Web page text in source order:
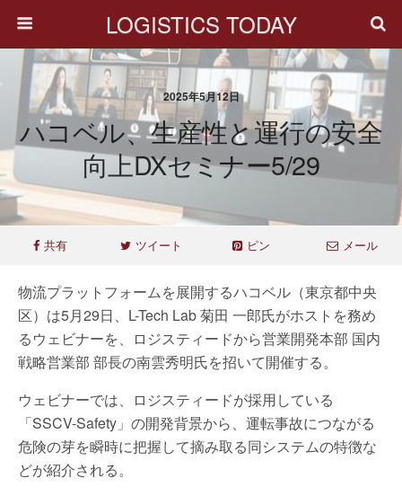
LOGISTICS TODAY
2025年5月12日
ハコベル、生産性と運行の安全
向上DXセミナー5/29
共有 ツイート ピン メール
物流プラットフォームを展開するハコベル（東京都中央
区）は5月29日、L-Tech Lab 菊田 一郎氏がホストを務め
るウェビナーを、ロジスティードから営業開発本部 国内
戦略営業部 部長の南雲秀明氏を招いて開催する。
ウェビナーでは、ロジスティードが採用している
「SSCV-Safety」の開発背景から、運転事故につながる
危険の芽を瞬時に把握して摘み取る同システムの特徴な
どが紹介される。